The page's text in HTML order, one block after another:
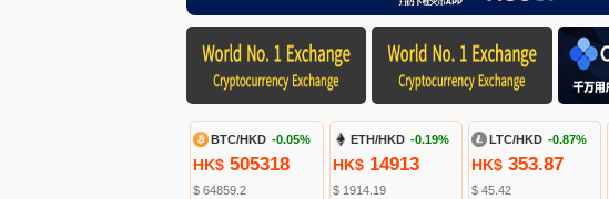
BTC/HKD -0.05%
HK$ 505318
$ 64859.2
ETH/HKD -0.19%
HK$14913
$ 1914.19
LTC/HKD -0.87%
HK$353.87
$ 45.42